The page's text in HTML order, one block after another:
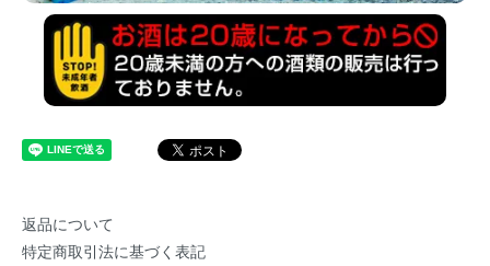
返品について
特定商取引法に基づく表記